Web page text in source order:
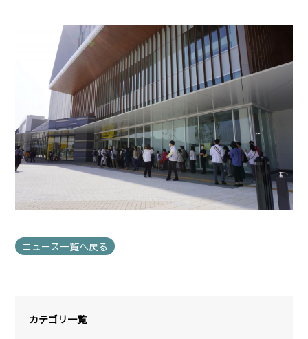
ニュース一覧へ戻る
カテゴリ一覧